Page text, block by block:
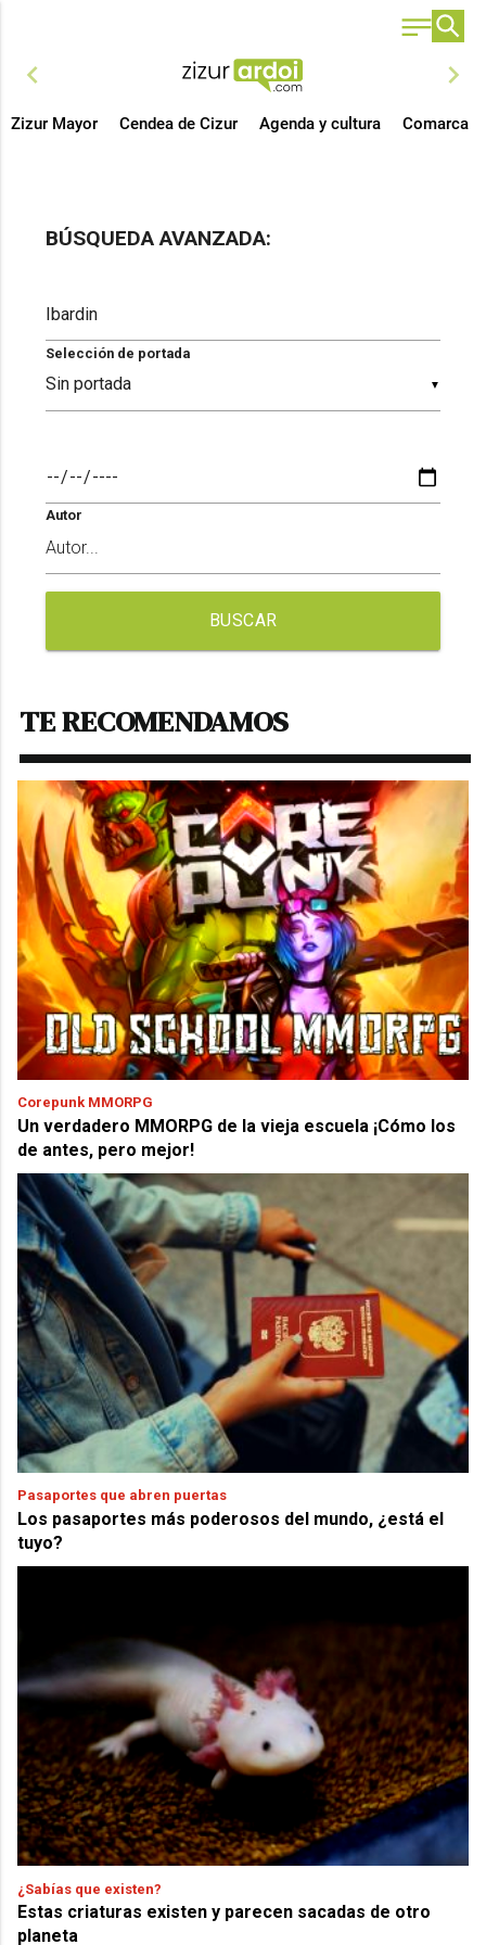
chevron_left chevron_right
Zizur Mayor Cendea de Cizur Agenda y cultura Comarca
BÚSQUEDA AVANZADA:
▼
Selección de portada
Autor
BUSCAR
TE RECOMENDAMOS
Corepunk MMORPG
Un verdadero MMORPG de la vieja escuela ¡Cómo los
de antes, pero mejor!
Pasaportes que abren puertas
Los pasaportes más poderosos del mundo, ¿está el
tuyo?
¿Sabías que existen?
Estas criaturas existen y parecen sacadas de otro
planeta